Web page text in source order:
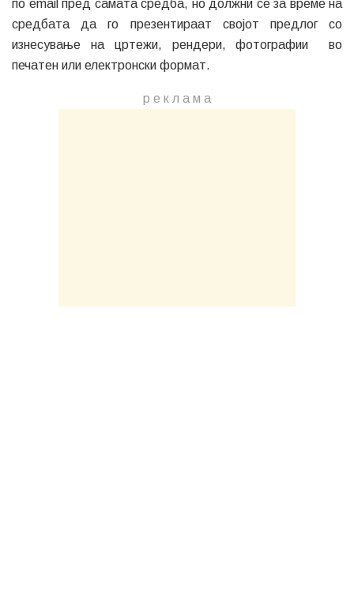
по email пред самата средба, но должни се за време на
средбата да го презентираат својот предлог со
изнесување на цртежи, рендери, фотографии во
печатен или електронски формат.
р е к л а м a